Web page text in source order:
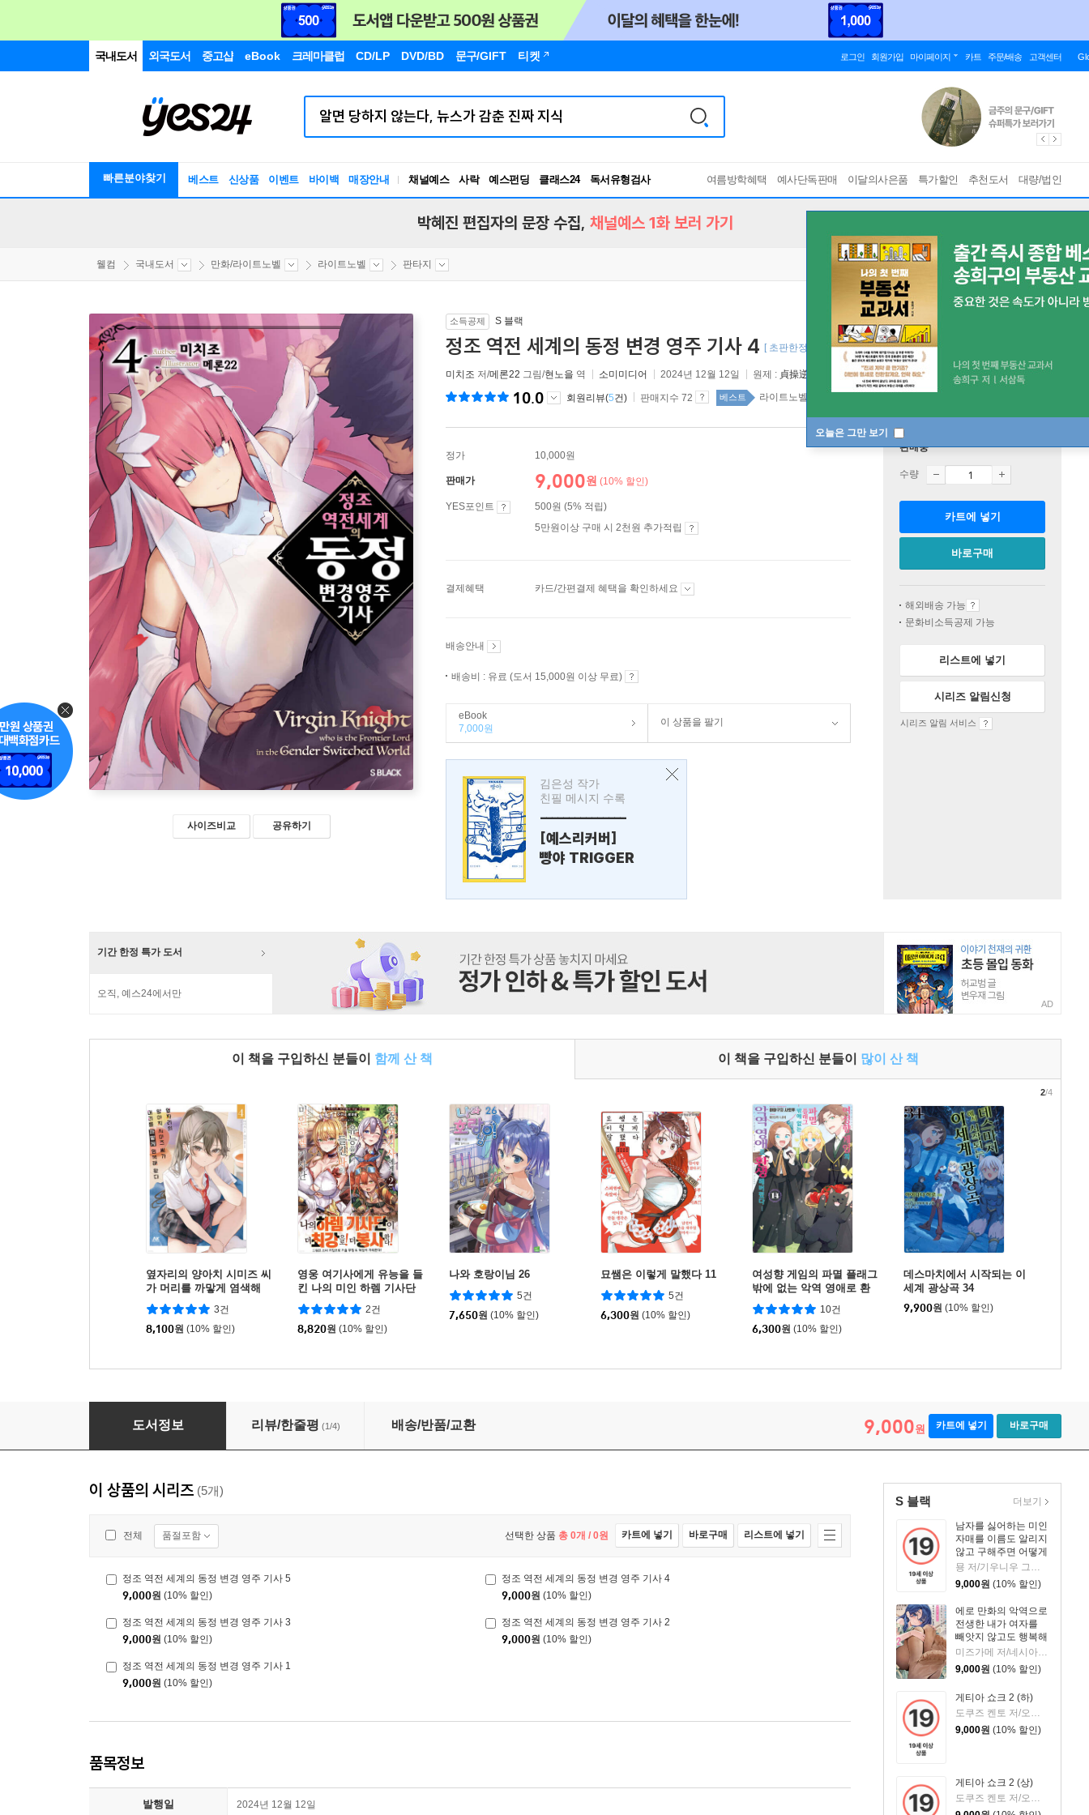
국내도서 외국도서 중고샵 eBook 크레마클럽 CD/LP DVD/BD 문구/GIFT 티켓 로그인 회원가입 마이페이지 카트 주문/배송 고객센터
빠른분야찾기 베스트 신상품 이벤트 바이백 매장안내 채널예스 사락 예스펀딩 클래스24
독서유형검사
RBTI Lab
여름방학혜택 예사단독판매 이달의사은품 특가할인 추천도서 대량/법인
오늘은 그만 보기
박혜진 편집자의 문장 수집, 채널예스 1화 보러 가기
웰컴 국내도서 만화/라이트노벨 라이트노벨 판타지
사이즈비교 공유하기
소득공제 S 블랙
정조 역전 세계의 동정 변경 영주 기사 4 [ 초판한정부록 : 책갈피+양면 커버 (책과랩핑) ]
미치조 저/메론22 그림/현노을 역 소미미디어 2024년 12월 12일 원제 : 貞操逆?世界の童貞?境領主騎士
10.0 회원리뷰(5건) 판매지수 72 베스트 라이트노벨 top20 1주
정가 10,000원
판매가 9,000원 (10% 할인)
YES포인트
500원 (5% 적립)
5만원이상 구매 시 2천원 추가적립
결제혜택 카드/간편결제 혜택을 확인하세요
배송안내
배송비 : 유료 (도서 15,000원 이상 무료)
eBook
7,000원
이 상품을 팔기
김은성 작가
친필 메시지 수록
---------------
[예스리커버]
빵야 TRIGGER
판매중
수량
카트에 넣기
바로구매
해외배송 가능
문화비소득공제 가능
리스트에 넣기
시리즈 알림신청
시리즈 알림 서비스
기간 한정 특가 도서
오직, 예스24에서만
AD
이 책을 구입하신 분들이 함께 산 책 이 책을 구입하신 분들이 많이 산 책
옆자리의 양아치 시미즈 씨
가 머리를 까맣게 염색해
왔다 4 초회한정판
3건
8,100원 (10% 할인)
영웅 여기사에게 유능을 들
킨 나의 미인 하렘 기사단
2
2건
8,820원 (10% 할인)
나와 호랑이님 26
5건
7,650원 (10% 할인)
묘쌤은 이렇게 말했다 11
5건
6,300원 (10% 할인)
여성향 게임의 파멸 플래그
밖에 없는 악역 영애로 환
생해버렸다… 14
10건
6,300원 (10% 할인)
데스마치에서 시작되는 이
세계 광상곡 34
9,900원 (10% 할인)
2/4
정조 역전 세계의 동정 변경 영주 기사 4
도서정보 리뷰/한줄평 (1/4) 배송/반품/교환 9,000원 카트에 넣기 바로구매
S 블랙
남자를 싫어하는 미인
자매를 이름도 알리지
않고 구해주면 어떻게
될까? 8
묭 저/기우니우 그림/이소정 역
9,000원 (10% 할인)
에로 만화의 악역으로
전생한 내가 여자를
빼앗지 않고도 행복해
지는 방법 2
9,000원 (10% 할인)
게티아 쇼크 2 (하)
도쿠즈 켄토 저/오쿠마 네코스케 그림/손종근 역
9,000원 (10% 할인)
게티아 쇼크 2 (상)
더보기
이 상품의 시리즈 (5개)
전체 품절포함 선택한 상품 총 0개 / 0원 카트에 넣기 바로구매 리스트에 넣기
정조 역전 세계의 동정 변경 영주 기사 5
9,000원 (10% 할인)
정조 역전 세계의 동정 변경 영주 기사 4
9,000원 (10% 할인)
정조 역전 세계의 동정 변경 영주 기사 3
9,000원 (10% 할인)
정조 역전 세계의 동정 변경 영주 기사 2
9,000원 (10% 할인)
정조 역전 세계의 동정 변경 영주 기사 1
9,000원 (10% 할인)
품목정보
발행일 2024년 12월 12일